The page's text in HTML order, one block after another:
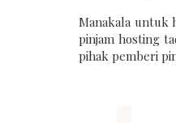
Manakala untuk
pinjam hosting
pihak pemberi